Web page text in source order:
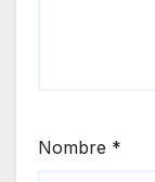
Nombre *